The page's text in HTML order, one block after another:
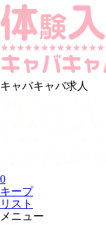
キャバキャバ求人
0
キープ
リスト
メニュー